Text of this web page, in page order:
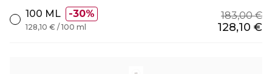
100 ML 30% 183,00 €
128,10 €
128,10 € / 100 ml